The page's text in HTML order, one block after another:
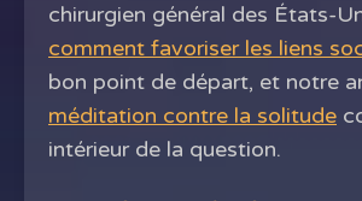
chirurgien général des États-
comment favoriser les liens
bon point de départ, et notre
méditation contre la solitude
intérieur de la question.